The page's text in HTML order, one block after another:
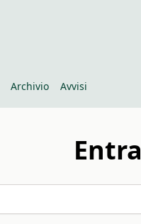
Archivio Avvisi
Entra